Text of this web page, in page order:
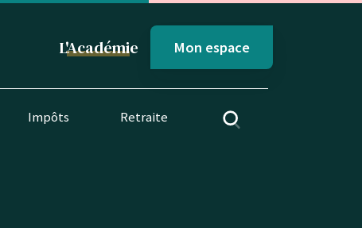
L'Académie Mon espace
Impôts Retraite